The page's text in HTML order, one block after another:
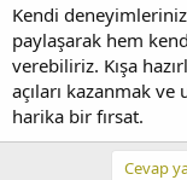
Kendi
paylaşarak hem
verebiliriz. Kışa
açıları kazanmak
harika bir fırsat.
Cevap